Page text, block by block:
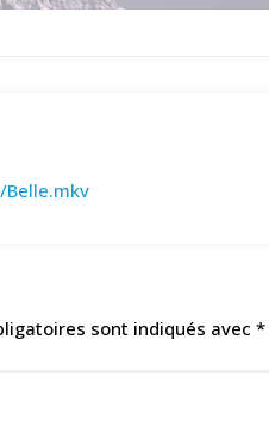
sont indiqués avec *